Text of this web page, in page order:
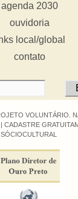
agenda 2030
ouvidoria
local/global
contato
VOLUNTÁRIO.
CADASTRE
SÓCIOCULTURAL